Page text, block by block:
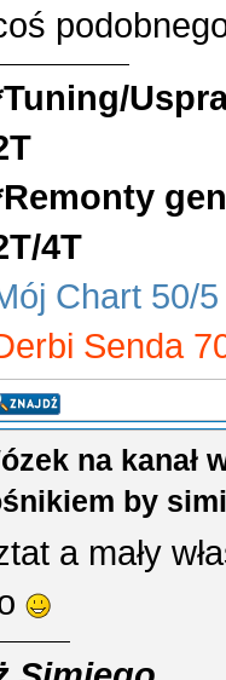
4T
Chart 50/5
Senda
na kanał
by
a mały